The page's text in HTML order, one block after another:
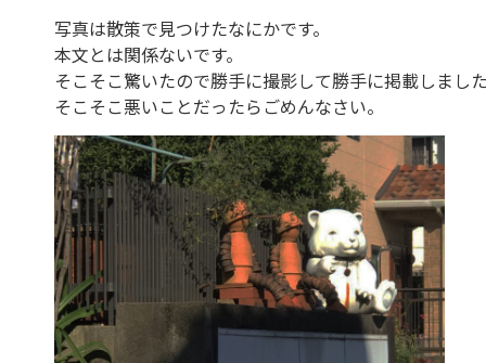
写真は散策で見つけたなにかです。
本文とは関係ないです。
そこそこ驚いたので勝手に撮影して勝手に掲載しました
そこそこ悪いことだったらごめんなさい。